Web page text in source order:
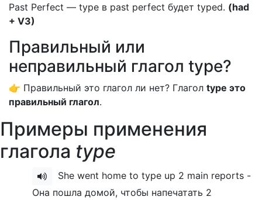
Past Perfect — type в past perfect будет typed. (had
+ V3)
Правильный или
неправильный глагол type?
👉 Правильный это глагол ли нет? Глагол type это
правильный глагол.
Примеры применения
глагола type
She went home to type up 2 main reports -
Она пошла домой, чтобы напечатать 2